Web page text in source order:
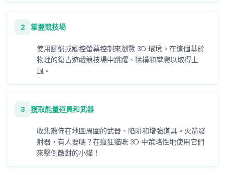
2 掌握競技場
使用鍵盤或觸控螢幕控制來瀏覽 3D 環境。在這個基於
物理的復古遊戲競技場中跳躍、猛撲和攀爬以取得上
風。
3 獲取能量道具和武器
收集散佈在地圖周圍的武器、陷阱和增強道具。火箭發
射器，有人要嗎？在瘋狂貓咪 3D 中策略性地使用它們
來擊倒敵對的小貓！